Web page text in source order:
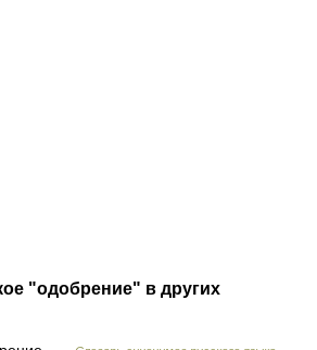
"одобрение" в других